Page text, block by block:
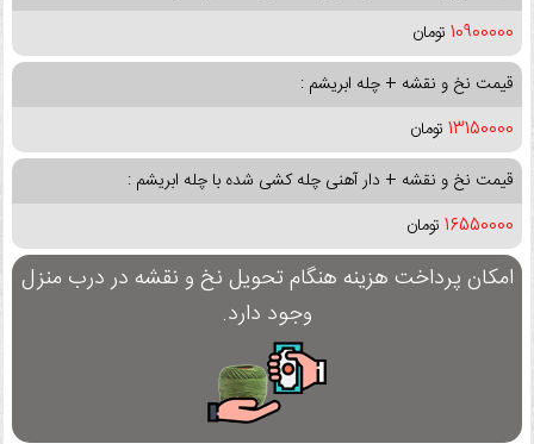
10900000 تومان
قیمت نخ و نقشه + چله ابریشم :
13150000 تومان
قیمت نخ و نقشه + دار آهنی چله کشی شده با چله ابریشم :
16550000 تومان
امکان پرداخت هزینه هنگام تحویل نخ و نقشه در درب منزل
وجود دارد.